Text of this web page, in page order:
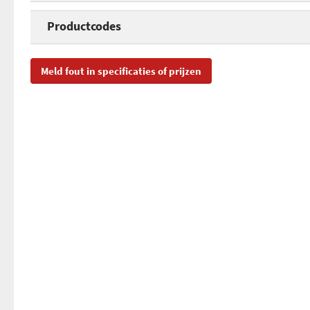
Kit van twee adapters
Snelheid
Productcodes
SKU
Meld fout in specificaties of prijzen